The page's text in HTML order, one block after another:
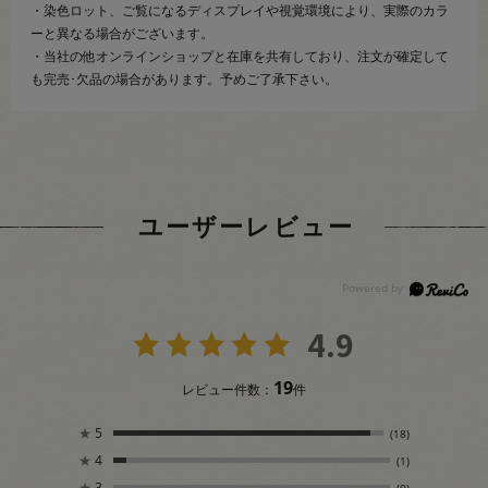
・染色ロット、ご覧になるディスプレイや視覚環境により、実際のカラ
ーと異なる場合がございます。
・当社の他オンラインショップと在庫を共有しており、注文が確定して
も完売･欠品の場合があります。予めご了承下さい。
ユーザーレビュー
4.9
レビュー件数： 19件
★ 5 (18)
★ 4 (1)